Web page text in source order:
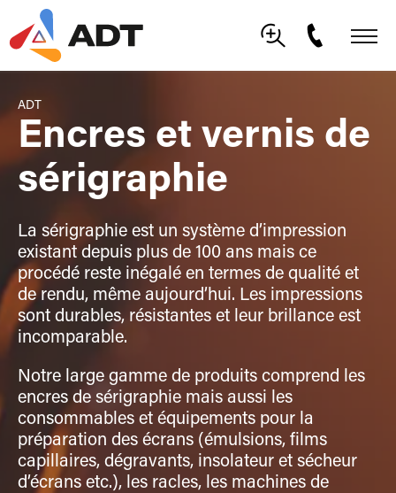
ADT
Encres et vernis de
sérigraphie
La sérigraphie est un système d’impression
existant depuis plus de 100 ans mais ce
procédé reste inégalé en termes de qualité et
de rendu, même aujourd’hui. Les impressions
sont durables, résistantes et leur brillance est
incomparable.
Notre large gamme de produits comprend les
encres de sérigraphie mais aussi les
consommables et équipements pour la
préparation des écrans (émulsions, films
capillaires, dégravants, insolateur et sécheur
d’écrans etc.), les racles, les machines de